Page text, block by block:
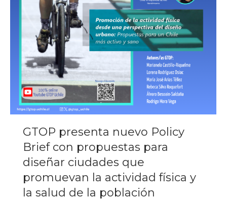
GTOP presenta nuevo Policy
Brief con propuestas para
diseñar ciudades que
promuevan la actividad física y
la salud de la población